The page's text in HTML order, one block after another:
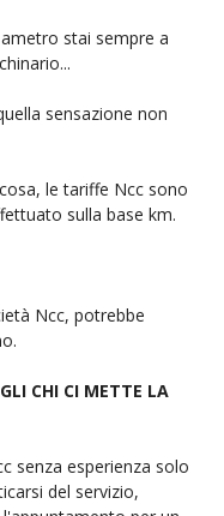
stai sempre a
sensazione non
le tariffe Ncc sono
sulla base km.
Ncc, potrebbe
CHI CI METTE LA
senza esperienza solo
del servizio,